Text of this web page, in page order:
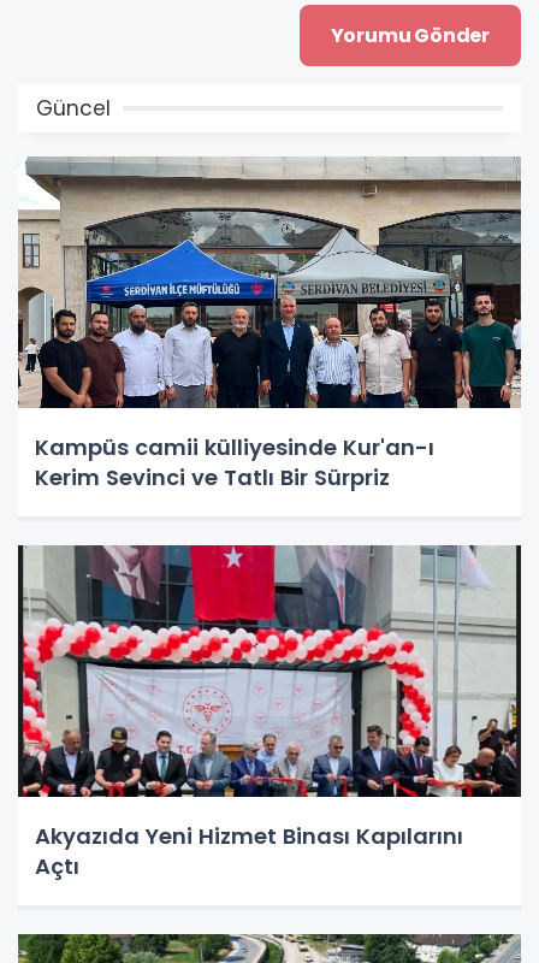
Güncel
Kampüs camii külliyesinde Kur'an-ı
Kerim Sevinci ve Tatlı Bir Sürpriz
Akyazıda Yeni Hizmet Binası Kapılarını
Açtı